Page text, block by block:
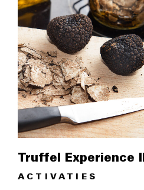
Truffel Experience
ACTIVATIES